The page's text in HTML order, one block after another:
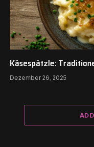
Käsespätzle:
Dezember 26, 2025